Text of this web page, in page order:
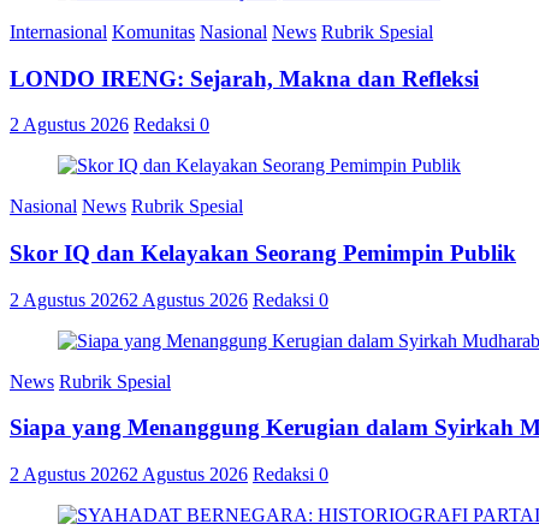
Internasional Komunitas Nasional News Rubrik Spesial
LONDO IRENG: Sejarah, Makna dan Refleksi
2 Agustus 2026 Redaksi 0
Nasional News Rubrik Spesial
Skor IQ dan Kelayakan Seorang Pemimpin Publik
2 Agustus 20262 Agustus 2026 Redaksi 0
News Rubrik Spesial
Siapa yang Menanggung Kerugian dalam Syirkah
2 Agustus 20262 Agustus 2026 Redaksi 0